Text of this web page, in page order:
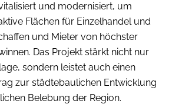
und modernisiert, um
Flächen für Einzelhandel und
und Mieter von höchster
Das Projekt stärkt nicht nur
sondern leistet auch einen
zur städtebaulichen Entwicklung
Belebung der Region.